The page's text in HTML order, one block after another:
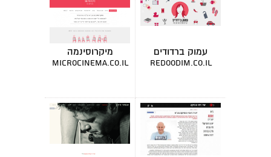
עמוק ברדודים
redoodim.co.il
מיקרוסינמה
microcinema.co.il